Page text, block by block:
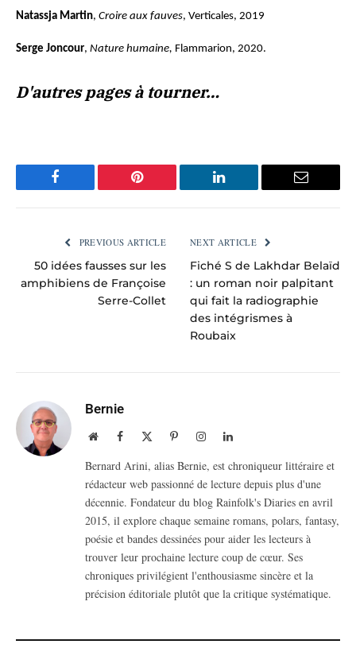
Natassja Martin, Croire aux fauves, Verticales, 2019
Serge Joncour, Nature humaine, Flammarion, 2020.
D'autres pages à tourner…
Facebook Pinterest LinkedIn Email
PREVIOUS ARTICLE
50 idées fausses sur les
amphibiens de Françoise
Serre-Collet
NEXT ARTICLE
Fiché S de Lakhdar Belaïd
: un roman noir palpitant
qui fait la radiographie
des intégrismes à
Roubaix
Bernie
WebsiteFacebook PinterestInstagramLinkedIn
Bernard Arini, alias Bernie, est chroniqueur littéraire et
rédacteur web passionné de lecture depuis plus d'une
décennie. Fondateur du blog Rainfolk's Diaries en avril
2015, il explore chaque semaine romans, polars, fantasy,
poésie et bandes dessinées pour aider les lecteurs à
trouver leur prochaine lecture coup de cœur. Ses
chroniques privilégient l'enthousiasme sincère et la
précision éditoriale plutôt que la critique systématique.